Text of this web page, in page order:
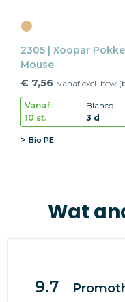
2305 | Xoopar
Mouse
€ 7,56 vanaf excl. btw
Vanaf
10 st.
Blanco
3 d
Bio PE
Wat
9.7